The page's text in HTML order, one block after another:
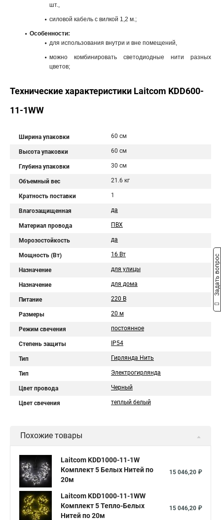
шт.,
силовой кабель с вилкой 1,2 м.;
Особенности:
для использования внутри и вне помещений,
можно комбинировать светодиодные нити разных
цветов;
Технические характеристики Laitcom KDD600-
11-1WW
Ширина упаковки 60 см
Высота упаковки 60 см
Глубина упаковки 30 см
Объемный вес 21.6 кг
Кратность поставки 1
Влагозащищенная да
Материал провода ПВХ
Морозостойкость да
Мощность (Вт) 16 Вт
Назначение для улицы
Назначение для дома
Питание 220 В
Размеры 20 м
Режим свечения постоянное
Степень защиты IP54
Тип Гирлянда Нить
Тип Электрогирлянда
Цвет провода Черный
Цвет свечения теплый белый
Похожие товары
Laitcom KDD1000-11-1W
Комплект 5 Белых Нитей по
20м
15 046,20 ₽
Laitcom KDD1000-11-1WW
Комплект 5 Тепло-Белых
Нитей по 20м
15 046,20 ₽
Задать вопрос